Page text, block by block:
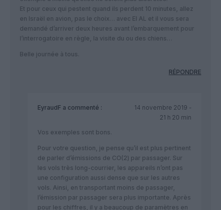
Et pour ceux qui pestent quand ils perdent 10 minutes, allez
en Israël en avion, pas le choix… avec El AL et il vous sera
demandé d’arriver deux heures avant l’embarquement pour
l’interrogatoire en règle, la visite du ou des chiens…
Belle journée à tous.
RÉPONDRE
EyraudF a commenté :
14 novembre 2019 -
21 h 20 min
Vos exemples sont bons.
Pour votre question, je pense qu’il est plus pertinent
de parler d’émissions de CO(2) par passager. Sur
les vols très long-courrier, les appareils n’ont pas
une configuration aussi dense que sur les autres
vols. Ainsi, en transportant moins de passager,
l’émission par passager sera plus importante. Après
pour les chiffres, il y a beaucoup de paramètres en